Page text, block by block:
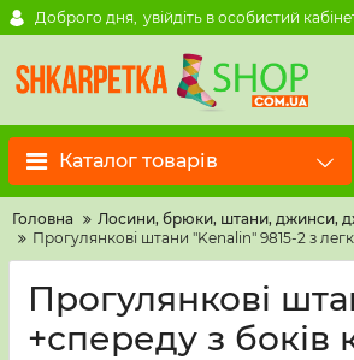
Доброго дня, увійдіть в особистий
Каталог товарів
Головна Лосини, брюки, штани, джинси,
Прогулянкові штани "Kenalin" 9815-2 з
Прогулянкові
+спереду з боків